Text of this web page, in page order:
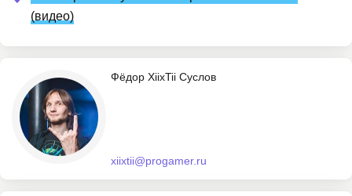
(видео)
Фёдор XiixTii Суслов
xiixtii@progamer.ru